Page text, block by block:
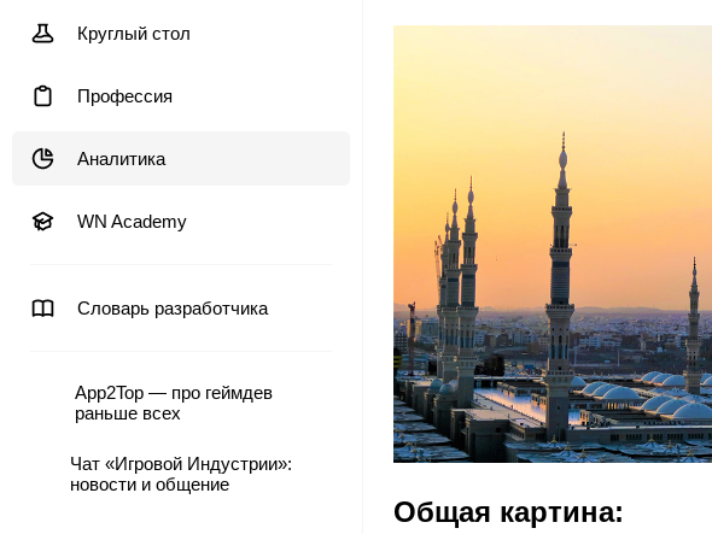
Круглый стол
Профессия
Аналитика
WN Academy
Словарь разработчика
App2Top — про геймдев
раньше всех
Чат «Игровой Индустрии»:
новости и общение
Общая картина: